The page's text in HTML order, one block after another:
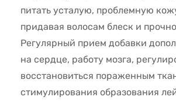
питать усталую, проблемную
придавая волосам блеск и
Регулярный прием добавки
на сердце, работу мозга,
восстановиться пораженным
стимулирования образования